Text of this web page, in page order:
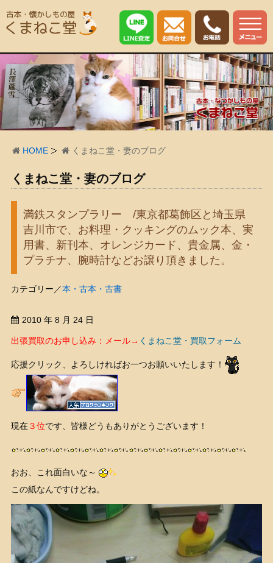
HOME くまねこ堂・妻のブログ
くまねこ堂・妻のブログ
満鉄スタンプラリー /東京都葛飾区と埼玉県
吉川市で、お料理・クッキングのムック本、実
用書、新刊本、オレンジカード、貴金属、金・
プラチナ、腕時計などお譲り頂きました。
カテゴリー／本・古本・古書
2010 年 8 月 24 日
出張買取のお申し込み：メール→ くまねこ堂・買取フォーム
応援クリック、よろしければお一つお願いいたします！
現在３位です、皆様どうもありがとうございます！
おお、これ面白いな～
この紙なんですけどね。